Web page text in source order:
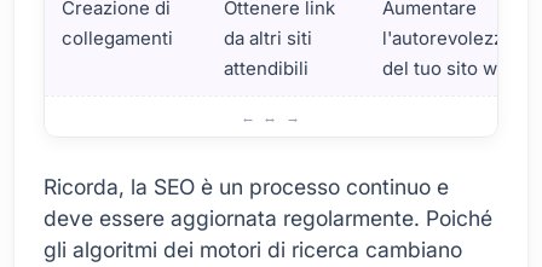
Creazione di
collegamenti
Ottenere link
da altri siti
attendibili
Aumentare
l'autorevolezza
del tuo sito web
Ricorda, la SEO è un processo continuo e
deve essere aggiornata regolarmente. Poiché
gli algoritmi dei motori di ricerca cambiano